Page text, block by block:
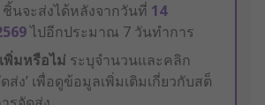
ชิ้นจะส่งได้หลังจากวันที่ 14
ไปอีกประมาณ 7 วันทำการ
พิ่มหรือไม่ ระบุจำนวนและคลิก
ส่ง’ เพื่อดูข้อมูลเพิ่มเติมเกี่ยวกับสต็